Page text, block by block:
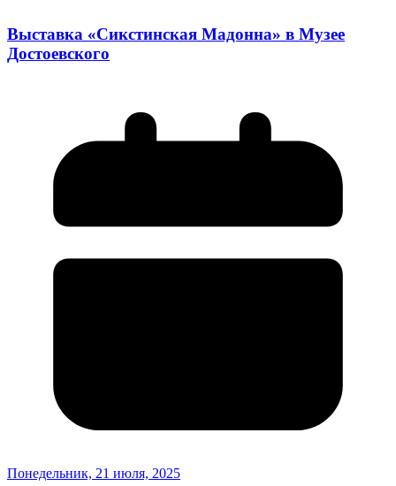
Выставка «Сикстинская Мадонна» в Музее
Достоевского
Понедельник, 21 июля, 2025